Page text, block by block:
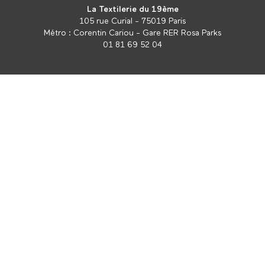
La Textilerie du 19ème
105 rue Curial - 75019 Paris
Métro : Corentin Cariou - Gare RER Rosa Parks
01 81 69 52 04